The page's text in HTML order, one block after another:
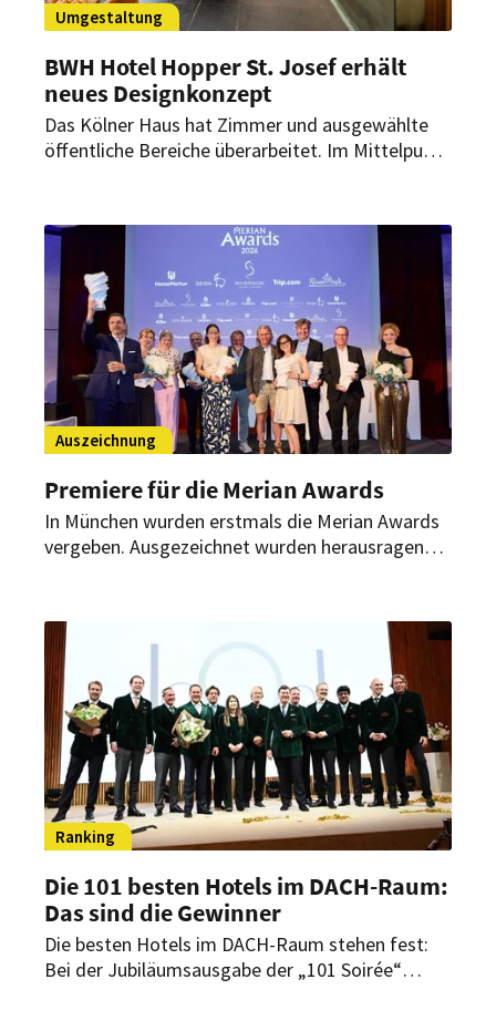
Umgestaltung
BWH Hotel Hopper St. Josef erhält
neues Designkonzept
Das Kölner Haus hat Zimmer und ausgewählte
öffentliche Bereiche überarbeitet. Im Mittelpunkt
Auszeichnung
Premiere für die Merian Awards
In München wurden erstmals die Merian Awards
vergeben. Ausgezeichnet wurden herausragende
Ranking
Die 101 besten Hotels im DACH-Raum:
Das sind die Gewinner
Die besten Hotels im DACH-Raum stehen fest:
Bei der Jubiläumsausgabe der „101 Soirée“